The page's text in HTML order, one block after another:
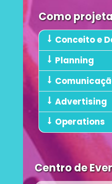
Como
Conceito e
Planning
Advertising
Operations
Centro de